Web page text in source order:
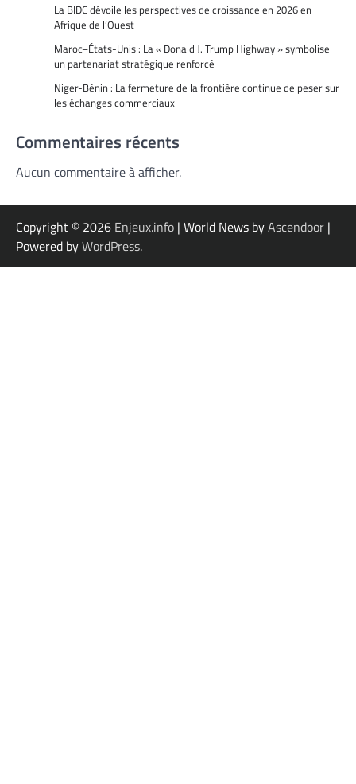
La BIDC dévoile les perspectives de croissance en 2026 en
Afrique de l’Ouest
Maroc–États-Unis : La « Donald J. Trump Highway » symbolise
un partenariat stratégique renforcé
Niger-Bénin : La fermeture de la frontière continue de peser sur
les échanges commerciaux
Commentaires récents
Aucun commentaire à afficher.
Copyright © 2026 Enjeux.info | World News byAscendoor |
Powered byWordPress.